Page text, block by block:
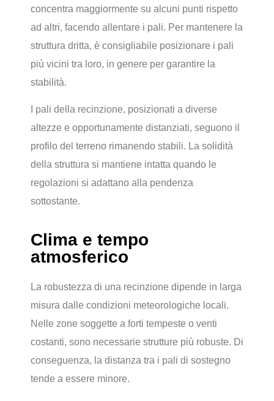
concentra maggiormente su alcuni punti rispetto
ad altri, facendo allentare i pali. Per mantenere la
struttura dritta, è consigliabile posizionare i pali
più vicini tra loro, in genere per garantire la
stabilità.
I pali della recinzione, posizionati a diverse
altezze e opportunamente distanziati, seguono il
profilo del terreno rimanendo stabili. La solidità
della struttura si mantiene intatta quando le
regolazioni si adattano alla pendenza
sottostante.
Clima e tempo
atmosferico
La robustezza di una recinzione dipende in larga
misura dalle condizioni meteorologiche locali.
Nelle zone soggette a forti tempeste o venti
costanti, sono necessarie strutture più robuste. Di
conseguenza, la distanza tra i pali di sostegno
tende a essere minore.